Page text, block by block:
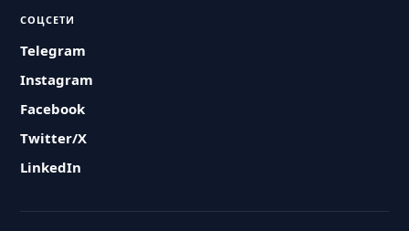
СОЦСЕТИ
Telegram
Instagram
Facebook
Twitter/X
LinkedIn